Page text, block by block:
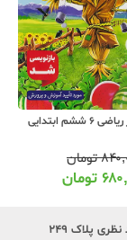
ابتدایی
تومان
تومان